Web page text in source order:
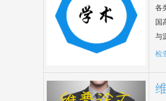
各
国
与
检